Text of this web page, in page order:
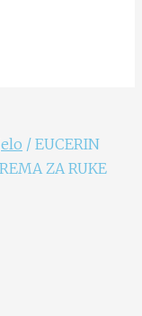
/ EUCERIN
ZA RUKE